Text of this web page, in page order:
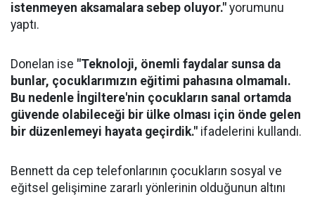
istenmeyen aksamalara sebep oluyor." yorumunu
yaptı.
Donelan ise "Teknoloji, önemli faydalar sunsa da
bunlar, çocuklarımızın eğitimi pahasına olmamalı.
Bu nedenle İngiltere'nin çocukların sanal ortamda
güvende olabileceği bir ülke olması için önde gelen
bir düzenlemeyi hayata geçirdik." ifadelerini kullandı.
Bennett da cep telefonlarının çocukların sosyal ve
eğitsel gelişimine zararlı yönlerinin olduğunun altını